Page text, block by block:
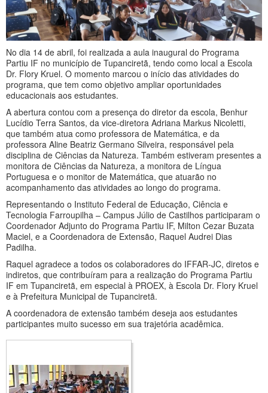
No dia 14 de abril, foi realizada a aula inaugural do Programa
Partiu IF no município de Tupanciretã, tendo como local a Escola
Dr. Flory Kruel. O momento marcou o início das atividades do
programa, que tem como objetivo ampliar oportunidades
educacionais aos estudantes.
A abertura contou com a presença do diretor da escola, Benhur
Lucídio Terra Santos, da vice-diretora Adriana Markus Nicoletti,
que também atua como professora de Matemática, e da
professora Aline Beatriz Germano Silveira, responsável pela
disciplina de Ciências da Natureza. Também estiveram presentes a
monitora de Ciências da Natureza, a monitora de Língua
Portuguesa e o monitor de Matemática, que atuarão no
acompanhamento das atividades ao longo do programa.
Representando o Instituto Federal de Educação, Ciência e
Tecnologia Farroupilha – Campus Júlio de Castilhos participaram o
Coordenador Adjunto do Programa Partiu IF, Milton Cezar Buzata
Maciel, e a Coordenadora de Extensão, Raquel Audrei Dias
Padilha.
Raquel agradece a todos os colaboradores do IFFAR-JC, diretos e
indiretos, que contribuíram para a realização do Programa Partiu
IF em Tupanciretã, em especial à PROEX, à Escola Dr. Flory Kruel
e à Prefeitura Municipal de Tupanciretã.
A coordenadora de extensão também deseja aos estudantes
participantes muito sucesso em sua trajetória acadêmica.